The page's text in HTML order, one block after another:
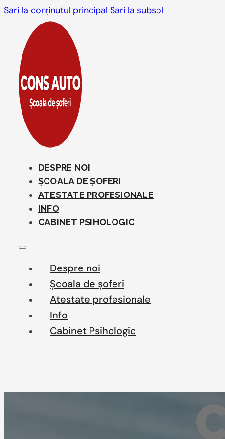
Sari la conținutul principal Sari la subsol
DESPRE NOI
ȘCOALA DE ȘOFERI
ATESTATE PROFESIONALE
INFO
CABINET PSIHOLOGIC
Despre noi
Școala de șoferi
Atestate profesionale
Info
Cabinet Psihologic